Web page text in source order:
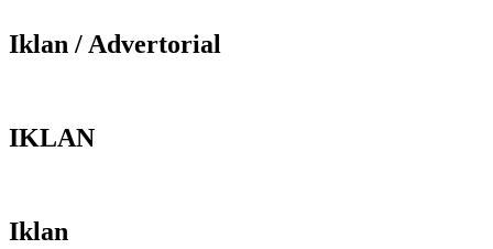
Iklan / Advertorial
IKLAN
Iklan